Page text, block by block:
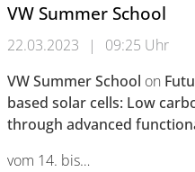
VW Summer School
22.03.2023 |
09:25 Uhr
VW Summer School on
based solar cells: Low
through advanced
vom 14. bis…